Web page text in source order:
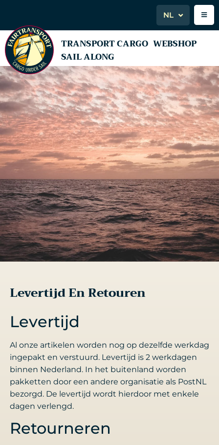
NL
TRANSPORT CARGO WEBSHOP
SAIL ALONG
Levertijd En Retouren
Levertijd
Al onze artikelen worden nog op dezelfde werkdag
ingepakt en verstuurd. Levertijd is 2 werkdagen
binnen Nederland. In het buitenland worden
pakketten door een andere organisatie als PostNL
bezorgd. De levertijd wordt hierdoor met enkele
dagen verlengd.
Retourneren